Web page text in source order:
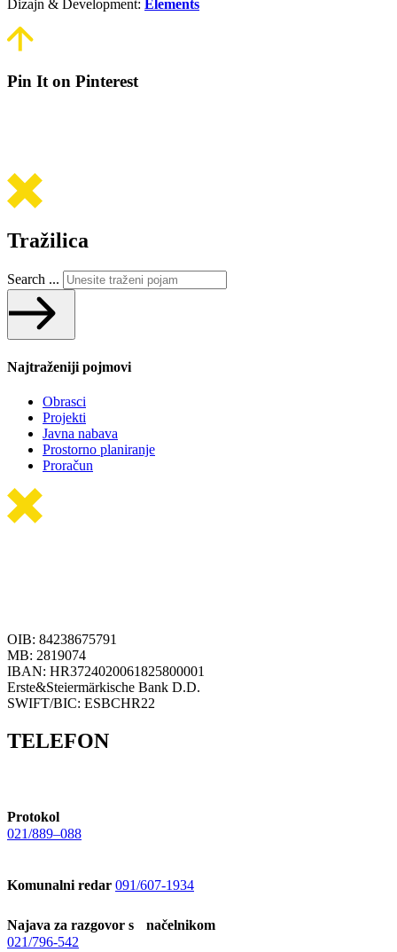
Dizajn & Development: Elements
Pin It on Pinterest
Tražilica
Search ...
Najtraženiji pojmovi
Obrasci
Projekti
Javna nabava
Prostorno planiranje
Proračun
OIB: 84238675791
MB: 2819074
IBAN: HR3724020061825800001
Erste&Steiermärkische Bank D.D.
SWIFT/BIC: ESBCHR22
TELEFON
Protokol
021/889–088
Komunalni redar 091/607-1934
Najava za razgovor s načelnikom
021/796-542